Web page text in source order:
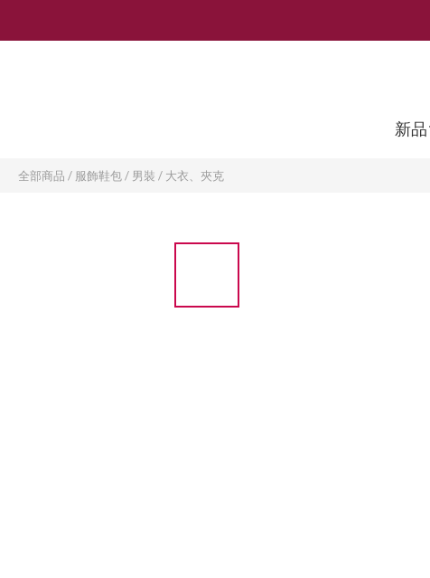
新品
全部商品 / 服飾鞋包/ 男裝 / 大衣、夾克